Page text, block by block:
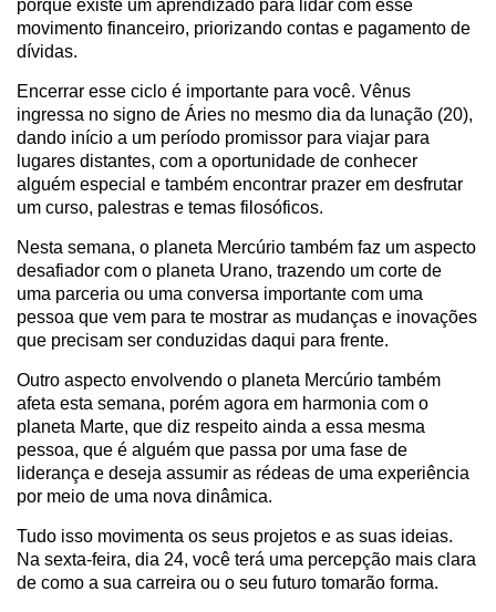
porque existe um aprendizado para lidar com esse
movimento financeiro, priorizando contas e pagamento de
dívidas.
Encerrar esse ciclo é importante para você. Vênus
ingressa no signo de Áries no mesmo dia da lunação (20),
dando início a um período promissor para viajar para
lugares distantes, com a oportunidade de conhecer
alguém especial e também encontrar prazer em desfrutar
um curso, palestras e temas filosóficos.
Nesta semana, o planeta Mercúrio também faz um aspecto
desafiador com o planeta Urano, trazendo um corte de
uma parceria ou uma conversa importante com uma
pessoa que vem para te mostrar as mudanças e inovações
que precisam ser conduzidas daqui para frente.
Outro aspecto envolvendo o planeta Mercúrio também
afeta esta semana, porém agora em harmonia com o
planeta Marte, que diz respeito ainda a essa mesma
pessoa, que é alguém que passa por uma fase de
liderança e deseja assumir as rédeas de uma experiência
por meio de uma nova dinâmica.
Tudo isso movimenta os seus projetos e as suas ideias.
Na sexta-feira, dia 24, você terá uma percepção mais clara
de como a sua carreira ou o seu futuro tomarão forma.